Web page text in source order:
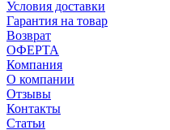
Условия доставки
Гарантия на товар
Возврат
ОФЕРТА
Компания
О компании
Отзывы
Контакты
Статьи